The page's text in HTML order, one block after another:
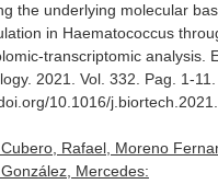
the underlying molecular
in Haematococcus
transcriptomic analysis.
. 2021. Vol. 332. Pag. 1-11.
10.1016/
Rafael, Moreno
Mercedes: